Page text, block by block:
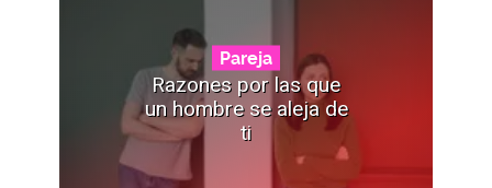
Pareja
Razones por las que
un hombre se aleja de
ti